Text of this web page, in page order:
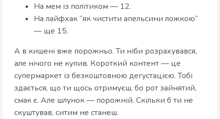
На мем із політиком — 12.
На лайфхак “як чистити апельсини ложкою”
— ще 15.
А в кишені вже порожньо. Ти ніби розрахувався,
але нічого не купив. Короткий контент — це
супермаркет із безкоштовною дегустацією. Тобі
здається, що ти щось отримуєш, бо рот зайнятий,
смак є. Але шлунок — порожній. Скільки б ти не
скуштував, ситим не станеш.